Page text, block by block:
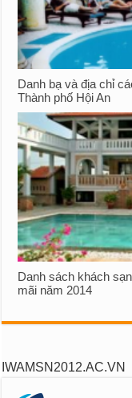
Danh bạ và địa chỉ
Thành phố Hội An
Danh sách khách
mãi năm 2014
IWAMSN2012.AC.VN